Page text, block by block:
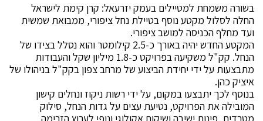
בשורה משמחת למטיילים בעמק יזרעאל: קרן קימת לישראל
החלה לסלול מקטע נוסף בטיילת נחל ציפורי, ממבואת שמשית
ועד מחלף הכניסה למושב ציפורי.
המקטע החדש יהיה באורך כ-2.5 קילומטר והוא נסלל בצידו של
הנחל. קק"ל משקיעה בפרויקט כ-1.8 מיליון שקל והעבודות
מתבצעות על ידי יחידת הביצוע של מרחב צפון בקק"ל בניהולו של
איציק כהן.
בנוסף לכך יתבצעו במקום, על ידי רשות ניקוז ונחלים קישון
המובילה את הפרויקט, נטיעת עצים על גדות הנחל, סילוק
מטרדים, פינות ישיבה ושיקום אקולוגי ונופי לערוץ הזרימה.